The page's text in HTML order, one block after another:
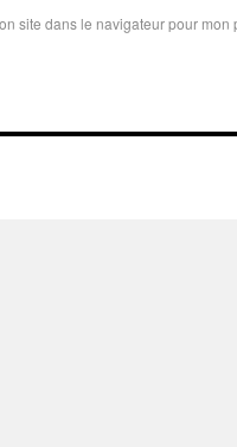
site dans le navigateur pour